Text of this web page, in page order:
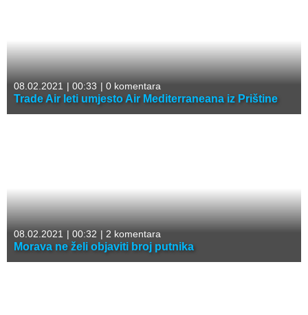
08.02.2021 | 00:33 | 0 komentara
Trade Air leti umjesto Air Mediterraneana iz Prištine
08.02.2021 | 00:32 | 2 komentara
Morava ne želi objaviti broj putnika